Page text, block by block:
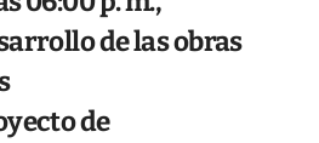
de las obras
de